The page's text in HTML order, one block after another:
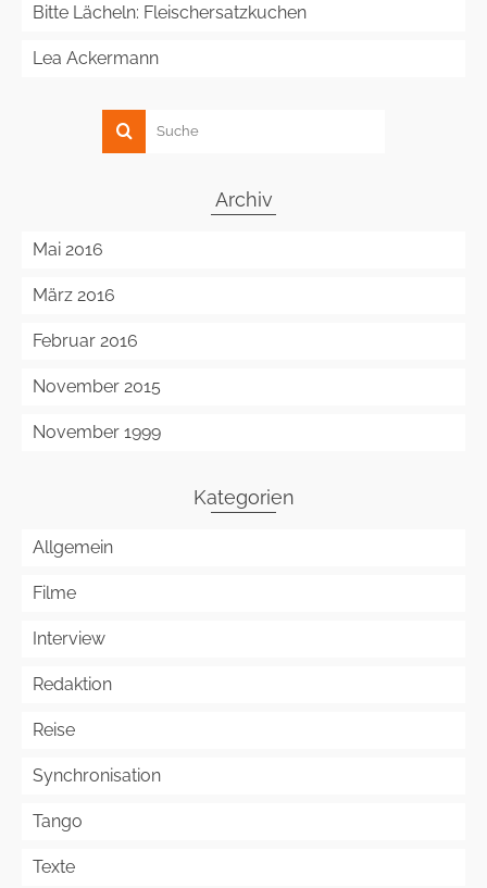
Bitte Lächeln: Fleischersatzkuchen
Lea Ackermann
Archiv
Mai 2016
März 2016
Februar 2016
November 2015
November 1999
Kategorien
Allgemein
Filme
Interview
Redaktion
Reise
Synchronisation
Tango
Texte